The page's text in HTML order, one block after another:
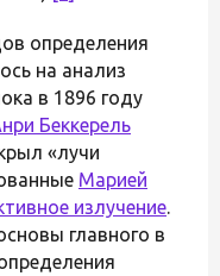
определения
на анализ
в 1896 году
Беккерель
«лучи
Марией
излучение.
главного в